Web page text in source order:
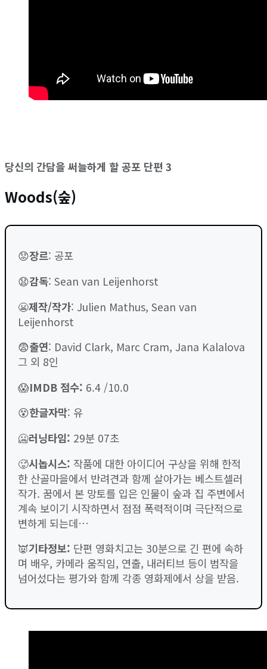
당신의 간담을 써늘하게 할 공포 단편 3
Woods(숲)
😟장르: 공포
😧감독: Sean van Leijenhorst
😬제작/작가: Julien Mathus, Sean van
Leijenhorst
😨출연: David Clark, Marc Cram, Jana Kalalova
그 외 8인
😱IMDB 점수: 6.4 /10.0
😵한글자막: 유
🥶러닝타임: 29분 07초
🥵시놉시스: 작품에 대한 아이디어 구상을 위해 한적
한 산골마을에서 반려견과 함께 살아가는 베스트셀러
작가. 꿈에서 본 망토를 입은 인물이 숲과 집 주변에서
계속 보이기 시작하면서 점점 폭력적이며 극단적으로
변하게 되는데…
👿기타정보: 단편 영화치고는 30분으로 긴 편에 속하
며 배우, 카메라 움직임, 연출, 내러티브 등이 범작을
넘어섰다는 평가와 함께 각종 영화제에서 상을 받음.